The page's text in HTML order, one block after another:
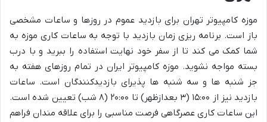
موزه کامپیوتر تهران برای بازدید عموم در روزها و ساعات مشخصی
باز است. برنامه ریزی زمان بازدید با توجه به ساعات کاری موزه به
شما کمک می کند تا از سفر خود نهایت استفاده را ببرید و با درب
بسته مواجه نشوید. موزه کامپیوتر ایران در تمام روزهای هفته به
جز شنبه ها و سه شنبه ها پذیرای بازدیدکنندگان است. ساعات
بازدید نیز از ۱۵:۰۰ (۳ بعدازظهر) تا ۲۰:۰۰ (۸ شب) تعیین شده است.
این ساعات کاری عصرگاهی فرصت مناسبی را برای علاقه مندان فراهم